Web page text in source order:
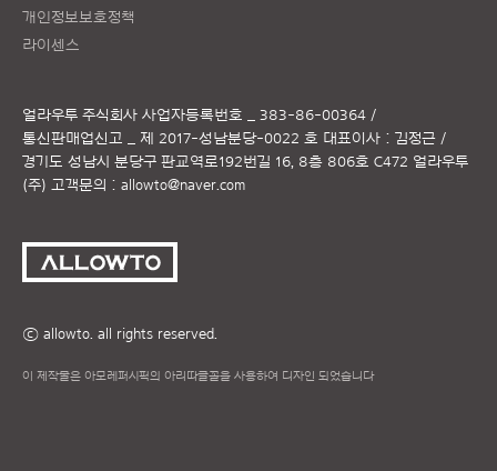
개인정보보호정책
라이센스
얼라우투 주식회사 사업자등록번호 _ 383-86-00364 /
통신판매업신고 _ 제 2017-성남분당-0022 호 대표이사 : 김정근 /
경기도 성남시 분당구 판교역로192번길 16, 8층 806호 C472 얼라우투
(주) 고객문의 : allowto@naver.com
ⓒ allowto. all rights reserved.
이 제작물은 아모레퍼시픽의 아리따글꼴을 사용하여 디자인 되었습니다